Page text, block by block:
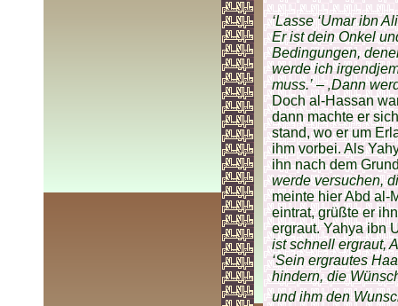
‘Lasse ‘Umar ibn
Er ist dein Onkel
Bedingungen,
werde ich
muss.’–‚Dann
Doch al-Hassan
dann machte er
stand, wo er um
ihm vorbei. Als
ihn nach dem
werde versuchen,
meinte hier Abd al-
eintrat, grüßte er
ergraut. Yahya ibn
ist schnell ergraut,
‘Sein ergrautes
hindern, die
und ihm den